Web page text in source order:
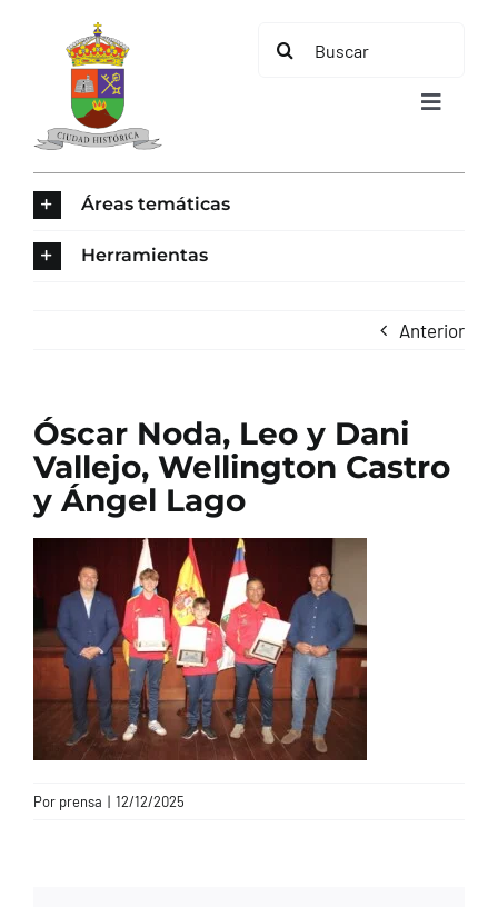
contenido
Buscar:
Toggle
TURISMO
Áreas temáticas
Herramientas
Anterior
Óscar Noda, Leo y Dani
Vallejo, Wellington Castro
y Ángel Lago
Por prensa | 12/12/2025